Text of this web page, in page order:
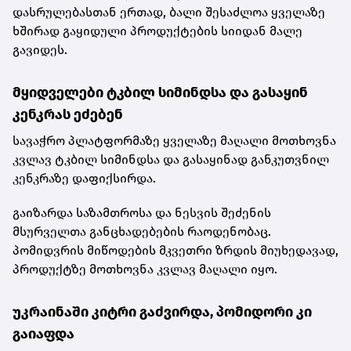
დასრულებასთან ერთად, ბალი შესაძლოა ყველაზე
ხშირად გაყიდული პროდუქტების სიიდან მალე
გავიდეს.
მყიდველები ტკბილ სიმინდსა და გასაყინ
კენკრას ეძებენ
სავაჭრო პლატფორმაზე ყველაზე მაღალი მოთხოვნა
კვლავ ტკბილ სიმინდსა და გასაყინად განკუთვნილ
კენკრაზე დაფიქსირდა.
გაიზარდა საზამთროსა და ნესვის შეძენის
მსურველთა განცხადებების რაოდენობაც.
პომიდვრის მიწოდების მკვეთრი ზრდის მიუხედავად,
პროდუქტზე მოთხოვნა კვლავ მაღალი იყო.
უკრაინაში კიტრი გაძვირდა, პომიდორი კი
გაიაფდა